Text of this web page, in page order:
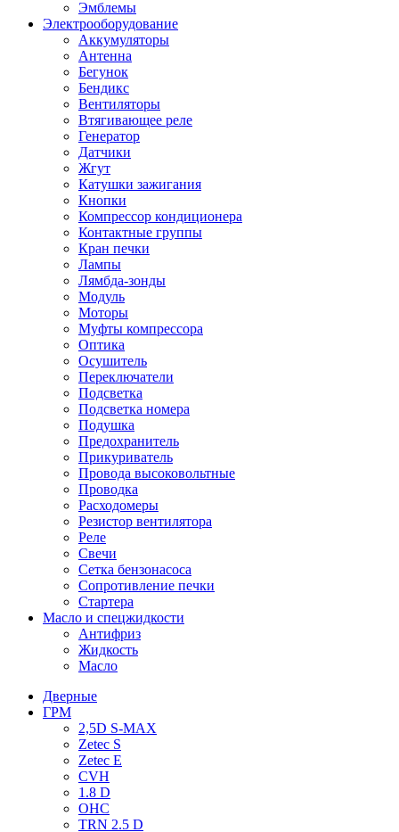
Эмблемы
Электрооборудование
Аккумуляторы
Антенна
Бегунок
Бендикс
Вентиляторы
Втягивающее реле
Генератор
Датчики
Жгут
Катушки зажигания
Кнопки
Компрессор кондиционера
Контактные группы
Кран печки
Лампы
Лямбда-зонды
Модуль
Моторы
Муфты компрессора
Оптика
Осушитель
Переключатели
Подсветка
Подсветка номера
Подушка
Предохранитель
Прикуриватель
Провода высоковольтные
Проводка
Расходомеры
Резистор вентилятора
Реле
Свечи
Сетка бензонасоса
Сопротивление печки
Стартера
Масло и спецжидкости
Антифриз
Жидкость
Масло
Дверные
ГРМ
2,5D S-MAX
Zetec S
Zetec E
CVH
1.8 D
OHC
TRN 2.5 D